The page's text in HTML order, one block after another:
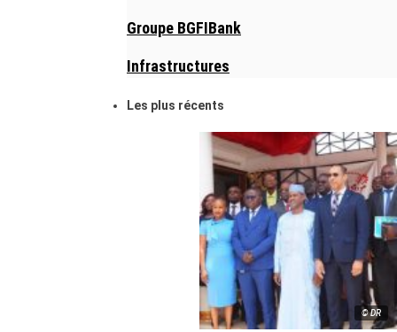
Groupe BGFIBank
Infrastructures
Les plus récents
© DR